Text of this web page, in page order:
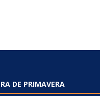
DE PRIMAVERA